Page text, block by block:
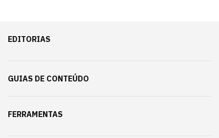
EDITORIAS
GUIAS DE CONTEÚDO
FERRAMENTAS